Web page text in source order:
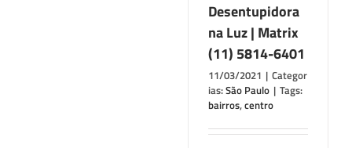
Desentupidora
na Luz | Matrix
(11) 5814-6401
11/03/2021 | Categor
ias:São Paulo | Tags:
bairros,centro